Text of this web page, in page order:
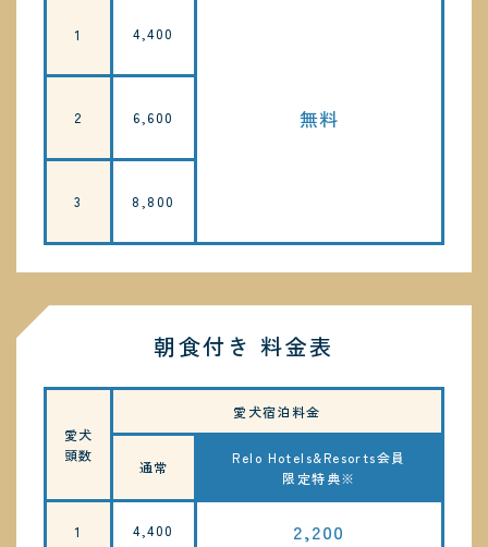
1 4,400
無料
2 6,600
3 8,800
朝食付き 料金表
愛犬
頭数
愛犬宿泊料金
通常
Relo Hotels&Resorts会員
限定特典※
1 4,400 2,200